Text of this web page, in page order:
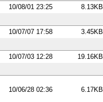
10/08/01 23:25 8.13KB
10/07/07 17:58 3.45KB
10/07/03 12:28 19.16KB
10/06/28 02:36 6.17KB